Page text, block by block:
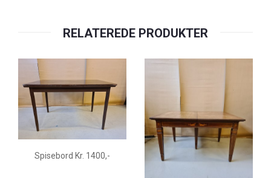
RELATEREDE PRODUKTER
Spisebord Kr. 1400,-